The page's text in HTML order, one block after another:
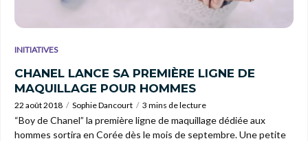
INITIATIVES
CHANEL LANCE SA PREMIÈRE LIGNE DE
MAQUILLAGE POUR HOMMES
22 août 2018 Sophie Dancourt 3 mins de lecture
“Boy de Chanel” la première ligne de maquillage dédiée aux
hommes sortira en Corée dès le mois de septembre. Une petite